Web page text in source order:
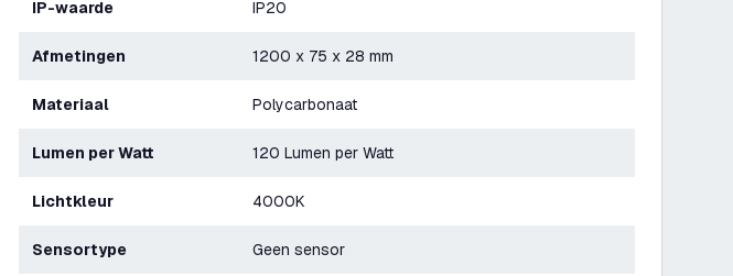
IP-waarde IP20
Afmetingen 1200 x 75 x 28 mm
Materiaal Polycarbonaat
Lumen per Watt 120 Lumen per Watt
Lichtkleur 4000K
Sensortype Geen sensor